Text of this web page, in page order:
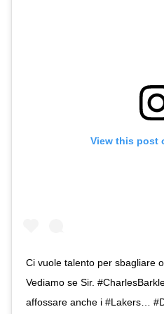
View this post
Ci vuole talento per sbagliare
Vediamo se Sir.
affossare anche i #Lakers…